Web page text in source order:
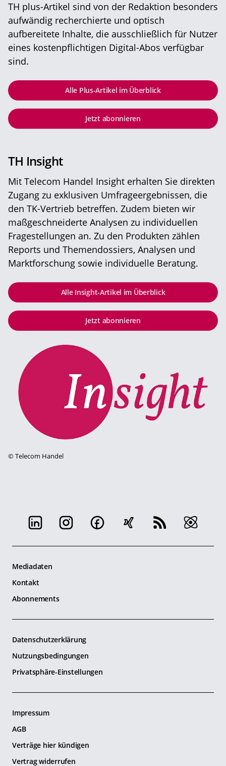
TH plus-Artikel sind von der Redaktion besonders
aufwändig recherchierte und optisch
aufbereitete Inhalte, die ausschließlich für Nutzer
eines kostenpflichtigen Digital-Abos verfügbar
sind.
Alle Plus-Artikel im Überblick
Jetzt abonnieren
©Telecom Handel
TH Insight
Mit Telecom Handel Insight erhalten Sie direkten
Zugang zu exklusiven Umfrageergebnissen, die
den TK-Vertrieb betreffen. Zudem bieten wir
maßgeschneiderte Analysen zu individuellen
Fragestellungen an. Zu den Produkten zählen
Reports und Themendossiers, Analysen und
Marktforschung sowie individuelle Beratung.
Alle Insight-Artikel im Überblick
Jetzt abonnieren
Mediadaten
Kontakt
Abonnements
Datenschutzerklärung
Nutzungsbedingungen
Privatsphäre-Einstellungen
Impressum
AGB
Verträge hier kündigen
Vertrag widerrufen